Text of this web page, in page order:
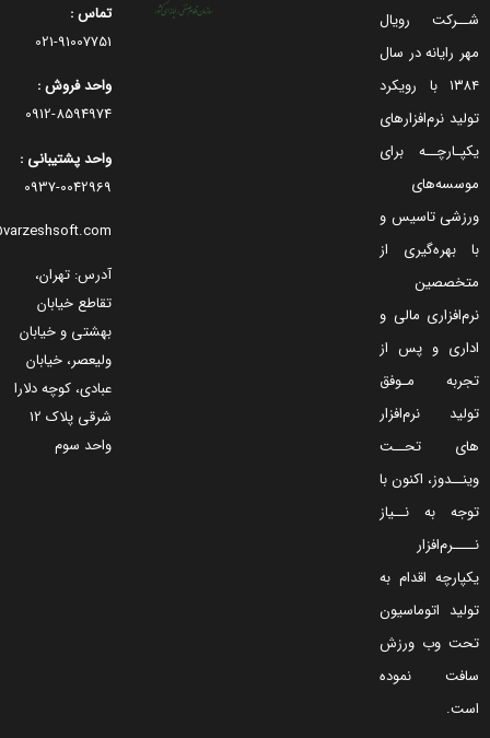
رویال
در سال
۱۳۸۴ با رویکرد
نرم‌افزارهای
برای
تاسیس و
از
مالی و
و پس از
مـوفق
نرم‌افزار
تحــت
اکنون با
به نــیاز
اقدام به
اتوماسیون
وب ورزش
نموده
تماس :
91007751-021
واحد فروش :
8594974-0912
واحد پشتیبانی :
0042969-0937
info@varzeshsoft.com
آدرس: تهران،
تقاطع خیابان
بهشتی و خیابان
ولیعصر، خیابان
عبادی، کوچه دلارا
شرقی پلاک 12
واحد سوم